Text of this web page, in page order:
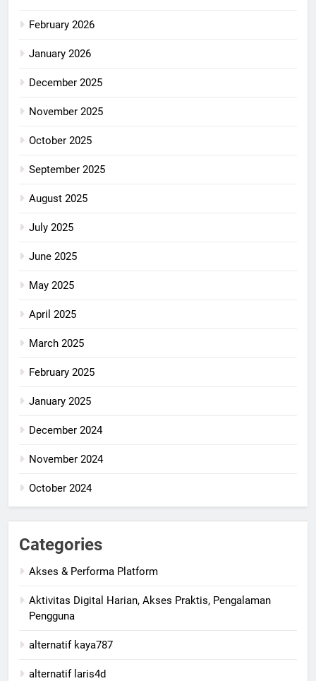
February 2026
January 2026
December 2025
November 2025
October 2025
September 2025
August 2025
July 2025
June 2025
May 2025
April 2025
March 2025
February 2025
January 2025
December 2024
November 2024
October 2024
Categories
Akses & Performa Platform
Aktivitas Digital Harian, Akses Praktis, Pengalaman
Pengguna
alternatif kaya787
alternatif laris4d